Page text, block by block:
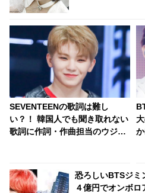
SEVENTEENの歌詞は難し
い？！ 韓国人でも聞き取れない
歌詞に作詞・作曲担当のウジの
恐ろしいBTSジミ
４億円でオンボ